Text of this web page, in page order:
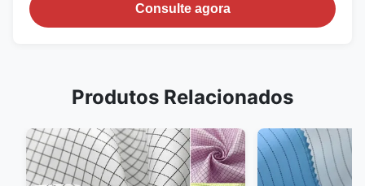
Consulte agora
Produtos Relacionados